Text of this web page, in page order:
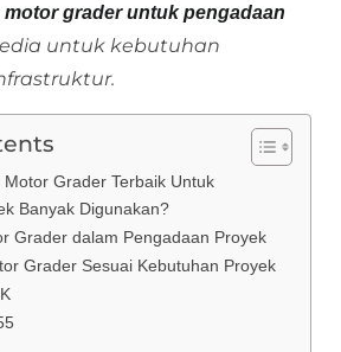
motor grader untuk pengadaan
untuk kebutuhan
Grader Terbaik Untuk
Banyak Digunakan?
Grader dalam Pengadaan Proyek
Grader Sesuai Kebutuhan Proyek